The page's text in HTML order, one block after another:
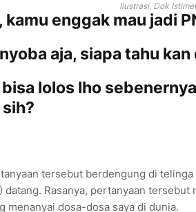
Ilustrasi, Dok
kamu enggak mau jadi
aja, siapa tahu kan
lolos lho
tersebut berdengung di
datang. Rasanya, pertanyaan
menanyai dosa-dosa saya di dunia.